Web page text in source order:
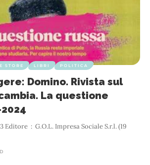
STORE LIBRI POLITICA
Domino. Rivista sul
La questione